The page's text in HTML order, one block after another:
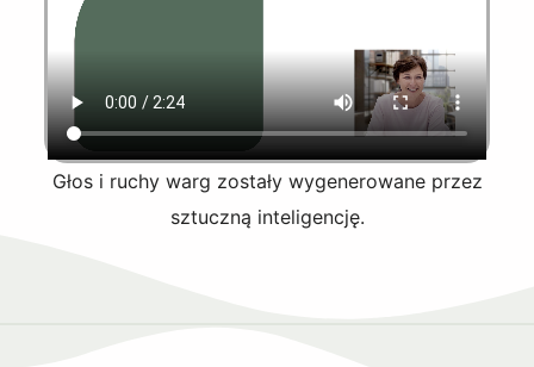
Głos i ruchy warg zostały wygenerowane przez
sztuczną inteligencję.